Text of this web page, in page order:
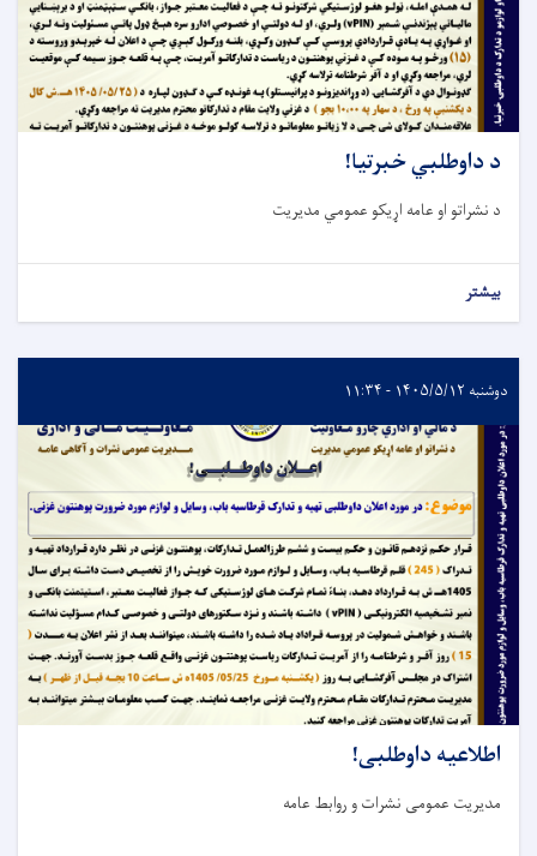
د داوطلبي خبرتیا!
د نشراتو او عامه اړیکو عمومي مدیریت
بیشتر
دوشنبه ۱۴۰۵/۵/۱۲ - ۱۱:۳۴
اطلاعیه داوطلبی!
مدیریت عمومی نشرات و روابط عامه